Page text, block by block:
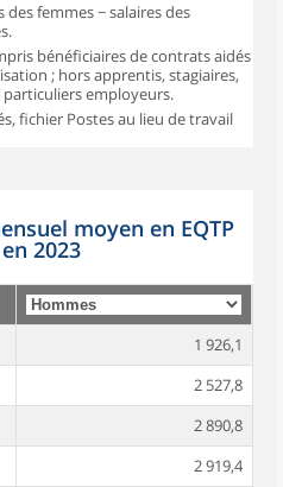
des femmes − salaires des
bénéficiaires de contrats aidés
; hors apprentis, stagiaires,
particuliers employeurs.
fichier Postes au lieu de travail
moyen en EQTP
2023
1 926,1
2 527,8
2 890,8
2 919,4